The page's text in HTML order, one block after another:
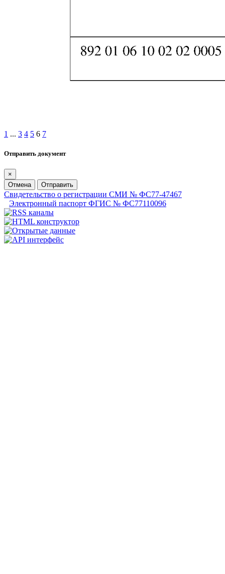
1 ... 3 4 5 6 7
Отправить документ
×
Отмена
Отправить
Свидетельство о регистрации СМИ № ФС77-47467
Электронный паспорт ФГИС № ФС77110096